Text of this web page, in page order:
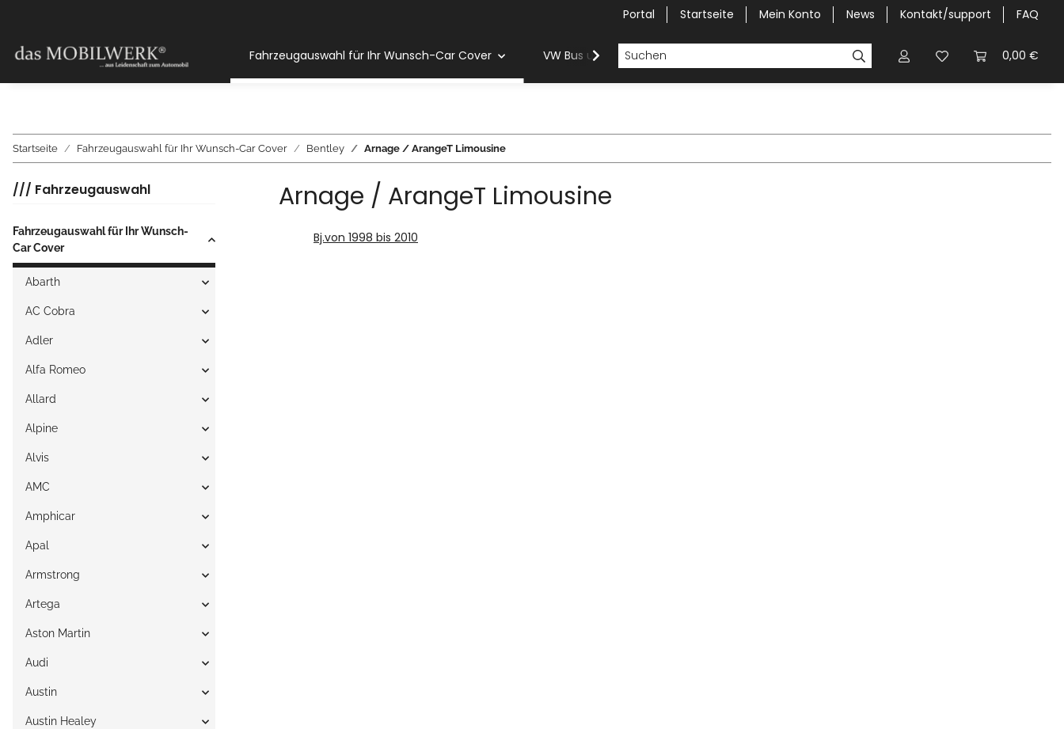
Portal Startseite Mein Konto News Kontakt/support FAQ
0,00 €
Fahrzeugauswahl für Ihr Wunsch-Car Cover VW Bus und Van Car Cover Halbgaragen / Kapuzen nach
Startseite Fahrzeugauswahl für Ihr Wunsch-Car Cover Bentley Arnage / ArangeT Limousine
Arnage / ArangeT Limousine
Bj.von 1998 bis 2010
/// Fahrzeugauswahl
Fahrzeugauswahl für Ihr Wunsch-
Car Cover
Abarth
AC Cobra
Adler
Alfa Romeo
Allard
Alpine
Alvis
AMC
Amphicar
Apal
Armstrong
Artega
Aston Martin
Audi
Austin
Austin Healey